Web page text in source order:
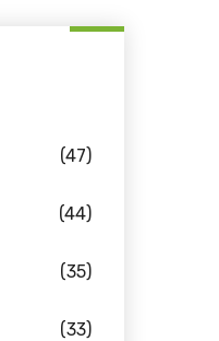
(47)
(44)
(35)
(33)